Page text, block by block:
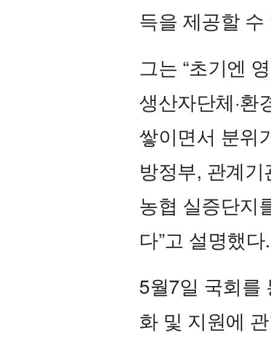
득을 제공할
그는 “초기엔
생산자단체·환
쌓이면서 분위
방정부, 관계
농협 실증단지
다”고 설명했다.
5월7일 국회를
화 및 지원에